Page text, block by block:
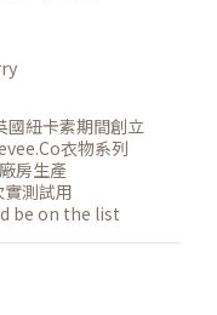
紐卡素期間創立
衣物系列
房生產
測試用
be on the list